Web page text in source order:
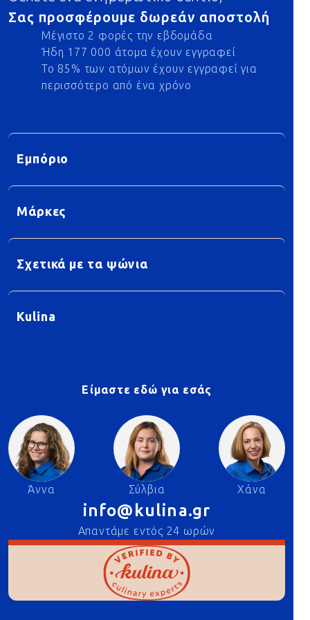
Σας προσφέρουμε δωρεάν αποστολή
Μέγιστο 2 φορές την εβδομάδα
Ήδη 177 000 άτομα έχουν εγγραφεί
Το 85% των ατόμων έχουν εγγραφεί για
περισσότερο από ένα χρόνο
Εμπόριο
Μάρκες
Σχετικά με τα ψώνια
Kulina
Είμαστε εδώ για εσάς
Άννα Σύλβια Χάνα
info@kulina.gr
Απαντάμε εντός 24 ωρών